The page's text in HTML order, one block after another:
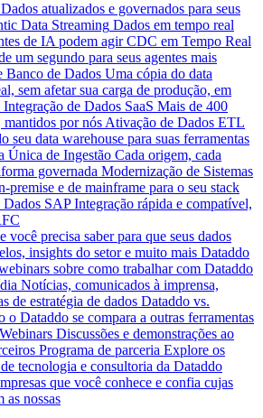
Dados atualizados e governados para seus
Data Streaming Dados em tempo real
de IA podem agir CDC em Tempo Real
um segundo para seus agentes mais
Banco de Dados Uma cópia do data
sem afetar sua carga de produção, em
Integração de Dados SaaS Mais de 400
mantidos por nós Ativação de Dados ETL
seu data warehouse para suas ferramentas
Única de Ingestão Cada origem, cada
governada Modernização de Sistemas
premise e de mainframe para o seu stack
Dados SAP Integração rápida e compatível,
você precisa saber para que seus dados
insights do setor e muito mais Dataddo
sobre como trabalhar com Dataddo
Notícias, comunicados à imprensa,
de estratégia de dados Dataddo vs.
o Dataddo se compara a outras ferramentas
Webinars Discussões e demonstrações ao
Programa de parceria Explore os
tecnologia e consultoria da Dataddo
que você conhece e confia cujas
as nossas